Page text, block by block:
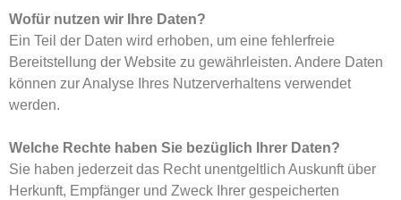
Wofür nutzen wir Ihre Daten?
Ein Teil der Daten wird erhoben, um eine fehlerfreie
Bereitstellung der Website zu gewährleisten. Andere Daten
können zur Analyse Ihres Nutzerverhaltens verwendet
werden.
Welche Rechte haben Sie bezüglich Ihrer Daten?
Sie haben jederzeit das Recht unentgeltlich Auskunft über
Herkunft, Empfänger und Zweck Ihrer gespeicherten